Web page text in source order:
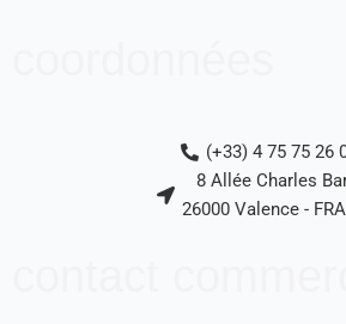
(+33) 4 75 75 26
8 Allée Charles
26000 Valence -